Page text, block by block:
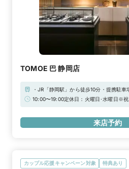
TOMOE 巴 静岡店
・JR「静岡駅」から徒歩10分・提携駐
点に面しています
10:00〜19:00定休日：火曜日･水曜日※
来店予約
カップル応援キャンペーン対象 特典あり